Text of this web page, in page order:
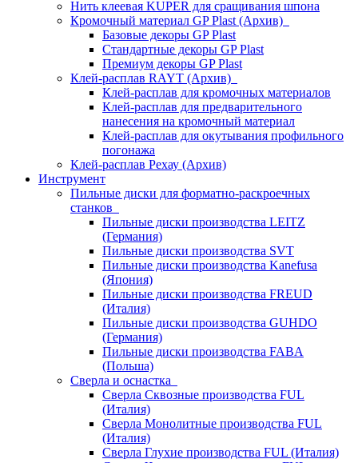
Нить клеевая KUPER для сращивания шпона
Кромочный материал GP Plast (Архив)
Базовые декоры GP Plast
Стандартные декоры GP Plast
Премиум декоры GP Plast
Клей-расплав RAYT (Архив)
Клей-расплав для кромочных материалов
Клей-расплав для предварительного
нанесения на кромочный материал
Клей-расплав для окутывания профильного
погонажа
Клей-расплав Рехау (Архив)
Инструмент
Пильные диски для форматно-раскроечных
станков
Пильные диски производства LEITZ
(Германия)
Пильные диски производства SVT
Пильные диски производства Kanefusa
(Япония)
Пильные диски производства FREUD
(Италия)
Пильные диски производства GUHDO
(Германия)
Пильные диски производства FABA
(Польша)
Сверла и оснастка
Сверла Сквозные производства FUL
(Италия)
Сверла Монолитные производства FUL
(Италия)
Сверла Глухие производства FUL (Италия)